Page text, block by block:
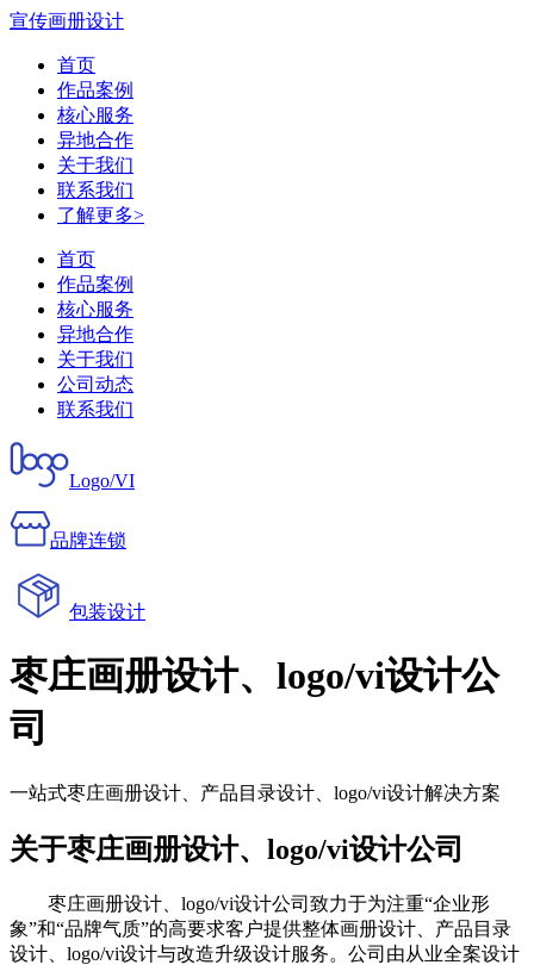
宣传画册设计
首页
作品案例
核心服务
异地合作
关于我们
联系我们
了解更多>
首页
作品案例
核心服务
异地合作
关于我们
公司动态
联系我们
Logo/VI
品牌连锁
包装设计
枣庄画册设计、logo/vi设计公
司
一站式枣庄画册设计、产品目录设计、logo/vi设计解决方案
关于枣庄画册设计、logo/vi设计公司
枣庄画册设计、logo/vi设计公司致力于为注重“企业形
象”和“品牌气质”的高要求客户提供整体画册设计、产品目录
设计、logo/vi设计与改造升级设计服务。公司由从业全案设计